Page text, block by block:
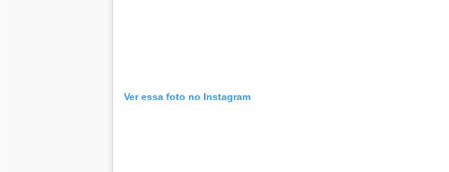
Ver essa foto no Instagram